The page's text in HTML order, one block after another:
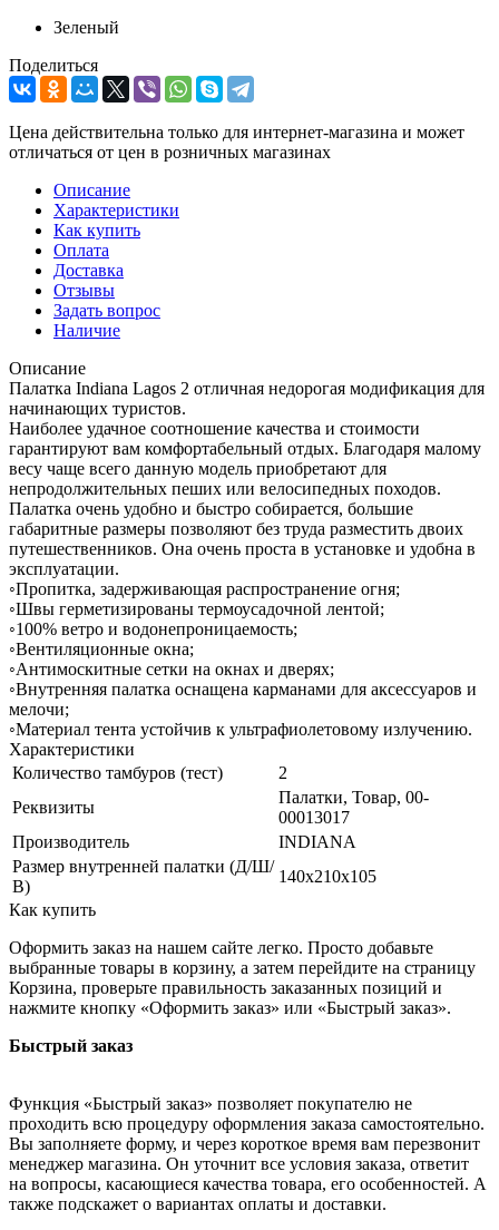
Зеленый
Поделиться
Цена действительна только для интернет-магазина и может
отличаться от цен в розничных магазинах
Описание
Характеристики
Как купить
Оплата
Доставка
Отзывы
Задать вопрос
Наличие
Описание
Палатка Indiana Lagos 2 отличная недорогая модификация для
начинающих туристов.
Наиболее удачное соотношение качества и стоимости
гарантируют вам комфортабельный отдых. Благодаря малому
весу чаще всего данную модель приобретают для
непродолжительных пеших или велосипедных походов.
Палатка очень удобно и быстро собирается, большие
габаритные размеры позволяют без труда разместить двоих
путешественников. Она очень проста в установке и удобна в
эксплуатации.
◦Пропитка, задерживающая распространение огня;
◦Швы герметизированы термоусадочной лентой;
◦100% ветро и водонепроницаемость;
◦Вентиляционные окна;
◦Антимоскитные сетки на окнах и дверях;
◦Внутренняя палатка оснащена карманами для аксессуаров и
мелочи;
◦Материал тента устойчив к ультрафиолетовому излучению.
Характеристики
Количество тамбуров (тест)
2
Реквизиты
Палатки, Товар, 00-
00013017
Производитель
INDIANA
Размер внутренней палатки (Д/Ш/
В)
140х210х105
Как купить
Оформить заказ на нашем сайте легко. Просто добавьте
выбранные товары в корзину, а затем перейдите на страницу
Корзина, проверьте правильность заказанных позиций и
нажмите кнопку «Оформить заказ» или «Быстрый заказ».
Быстрый заказ
Функция «Быстрый заказ» позволяет покупателю не
проходить всю процедуру оформления заказа самостоятельно.
Вы заполняете форму, и через короткое время вам перезвонит
менеджер магазина. Он уточнит все условия заказа, ответит
на вопросы, касающиеся качества товара, его особенностей. А
также подскажет о вариантах оплаты и доставки.